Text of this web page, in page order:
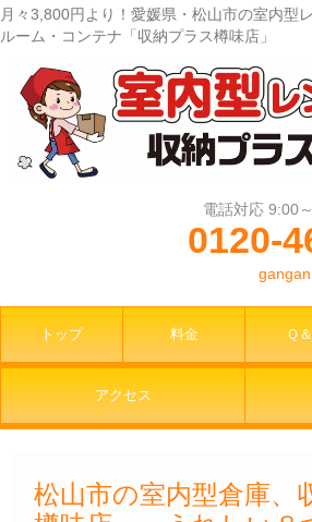
月々3,800円より！愛媛県・松山市の室内型
ルーム・コンテナ「収納プラス樽味店」
0120-
トップ 料金 Ｑ
アクセス
松山市の室内型倉庫、